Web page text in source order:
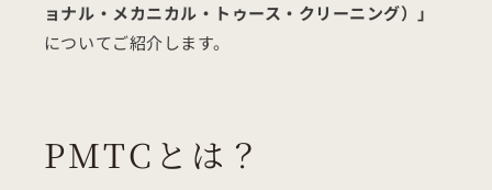
ョナル・メカニカル・トゥース・クリーニング）」
についてご紹介します。
PMTCとは？